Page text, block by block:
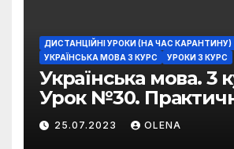
ДИСТАНЦІЙНІ УРОКИ (НА ЧАС КАРАНТИНУ)
УКРАЇНСЬКА МОВА 3 КУРС
УРОКИ 3 КУРС
Українська мова. 3
Урок №30.
риторика.
жанри.
25.07.2023 OLENA